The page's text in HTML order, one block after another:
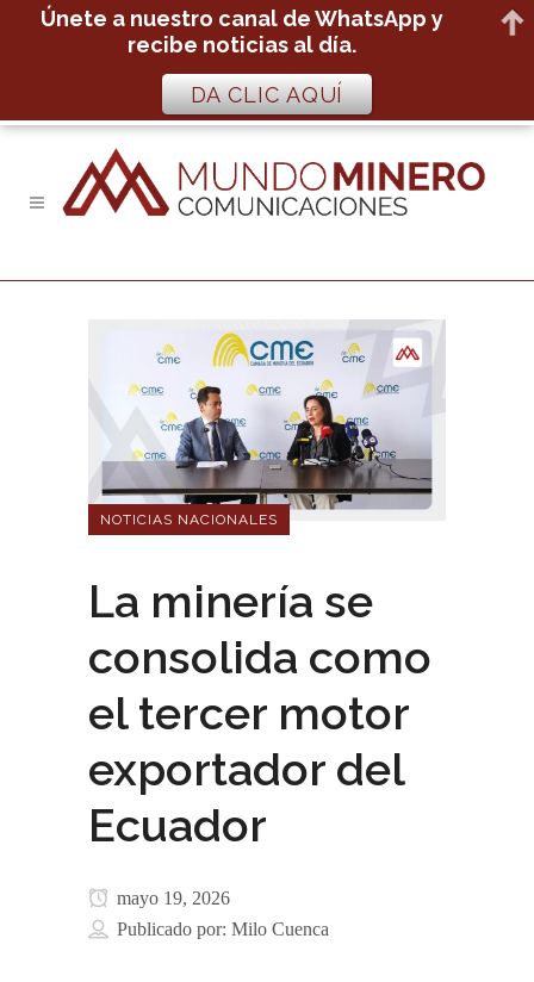
NOTICIAS NACIONALES
La minería se
consolida como
el tercer motor
exportador del
Ecuador
mayo 19, 2026
Publicado por: Milo Cuenca
Únete a nuestro canal de WhatsApp y
recibe noticias al día.
DA CLIC AQUÍ